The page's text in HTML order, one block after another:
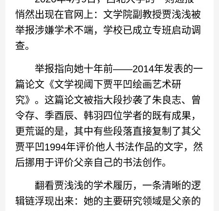
悄然出现在官网上：文学院副教授贾浅浅被
举报涉嫌学术不端，学校已成立专班启动调
查。
举报指向她十年前——2014年发表的一
篇论文《文学视阈下贾平凹绘画艺术研
究》。这篇论文被指大段抄袭了朱良志、曾
令存、季酉辰、韩羽四位学者的既有成果，
更荒诞的是，其中有些段落直接复制了其父
贾平凹1994年评价他人书法作品的文字，然
后挪用于评价父亲自己的书法创作。
翻看贾浅浅的学术履历，一条清晰的逻
辑链浮现出来：她的主要研究领域是父亲的